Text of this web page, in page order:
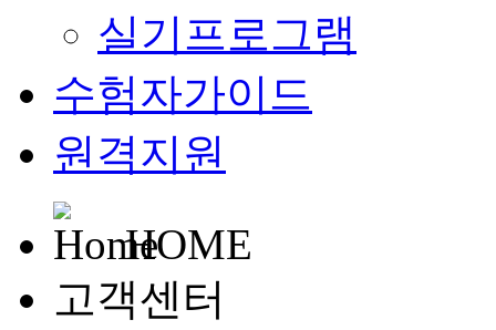
실기프로그램
수험자가이드
원격지원
HOME
고객센터